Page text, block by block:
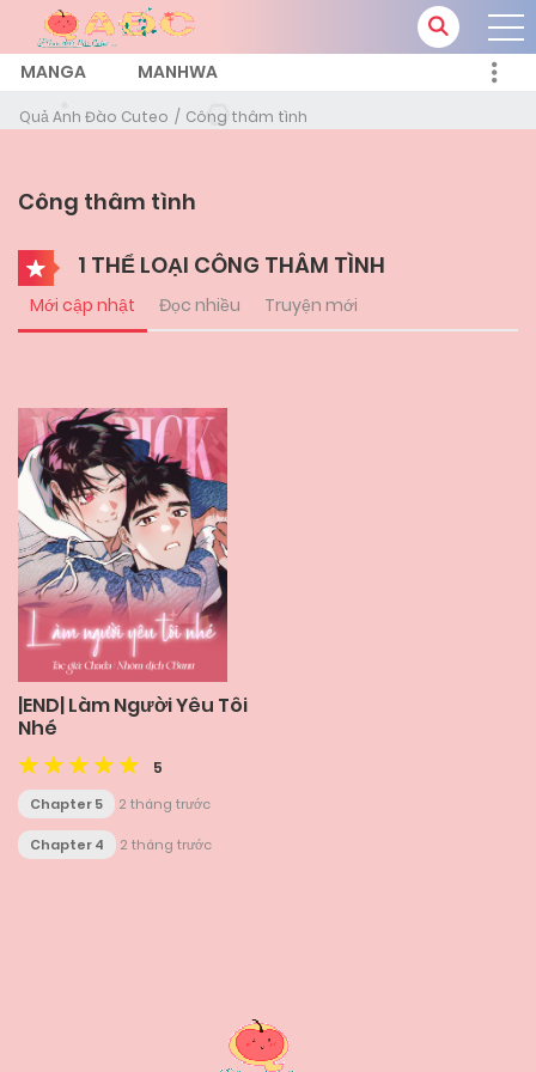
MANGA MANHWA
Quả Anh Đào Cuteo Công thâm tình
Công thâm tình
1 THỂ LOẠI CÔNG THÂM TÌNH
Mới cập nhật Đọc nhiều Truyện mới
|END| Làm Người Yêu Tôi
Nhé
5
Chapter 5 2 tháng trước
Chapter 4 2 tháng trước